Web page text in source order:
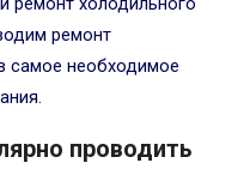
ремонт
самое необходимое
проводить